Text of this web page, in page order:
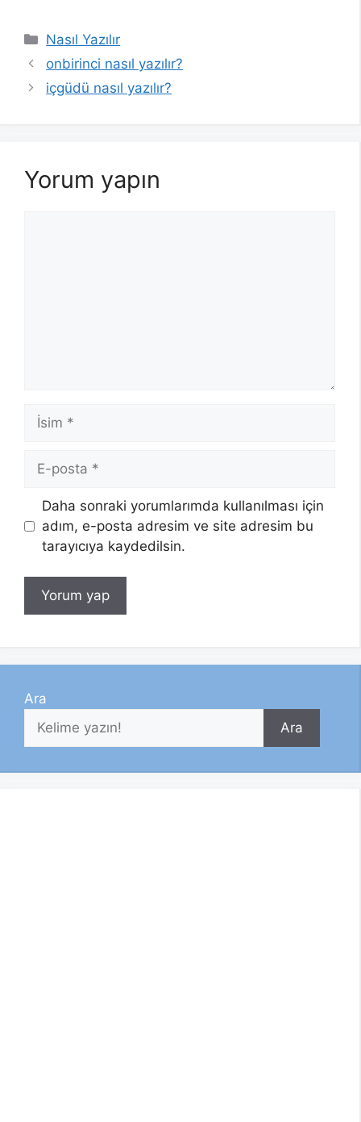
Kategoriler
Nasıl Yazılır
onbirinci nasıl yazılır?
içgüdü nasıl yazılır?
Yorum yapın
İsim
posta
Daha sonraki yorumlarımda kullanılması için
adım, e-posta adresim ve site adresim bu
tarayıcıya kaydedilsin.
Ara
Ara